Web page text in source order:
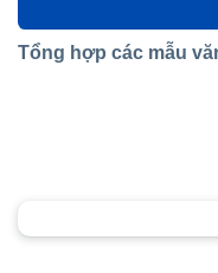
Tổng hợp các mẫu